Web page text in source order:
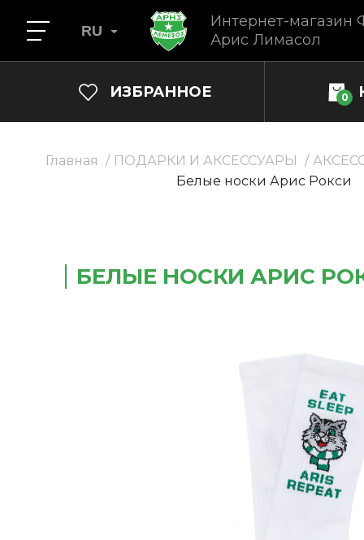
Интернет-магазин
Арис Лимасол
RU
ИЗБРАННОЕ 0
Главная ПОДАРКИ И АКСЕССУАРЫ
Белые носки Арис Рокси
БЕЛЫЕ НОСКИ АРИС